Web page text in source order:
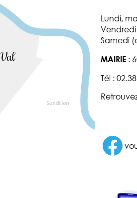
Lundi,
Vendredi
Samedi
MAIRIE :
Tél :
Facebook